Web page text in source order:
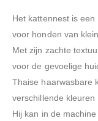
Het kattennest is
voor honden van
Met zijn zachte
voor de gevoelige
Thaise haarwasbare
verschillende kleuren
Hij kan in de